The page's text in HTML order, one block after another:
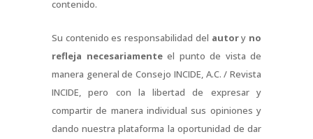
contenido.
Su contenido es responsabilidad del autory no
refleja necesariamenteel punto de vista de
manera general de Consejo INCIDE, A.C. / Revista
INCIDE, pero con la libertad de expresar y
compartir de manera individual sus opiniones y
dando nuestra plataforma la oportunidad de dar